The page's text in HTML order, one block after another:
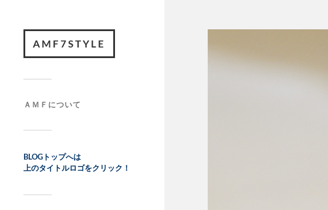
AMF7STYLE
ＡＭＦについて
BLOGトップへは
上のタイトルロゴをクリック！